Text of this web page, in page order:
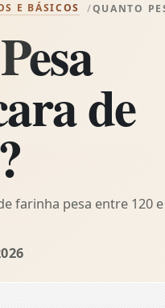
E BÁSICOS QUANTO
de
farinha pesa entre 120